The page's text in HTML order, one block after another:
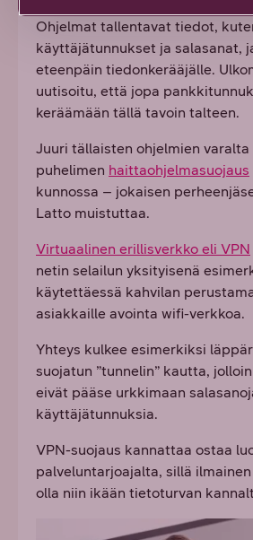
Ohjelmat tallentavat tiedot,
käyttäjätunnukset ja salasanat,
eteenpäin tiedonkerääjälle.
uutisoitu, että jopa
keräämään tällä tavoin talteen.
Juuri tällaisten ohjelmien
puhelimen haittaohjelmasuojaus
kunnossa – jokaisen
Latto muistuttaa.
Virtuaalinen erillisverkko eli VPN
netin selailun yksityisenä
käytettäessä kahvilan
asiakkaille avointa wifi-verkkoa.
Yhteys kulkee esimerkiksi
suojatun ”tunnelin” kautta,
eivät pääse urkkimaan
käyttäjätunnuksia.
VPN-suojaus kannattaa ostaa
palveluntarjoajalta, sillä
olla niin ikään tietoturvan